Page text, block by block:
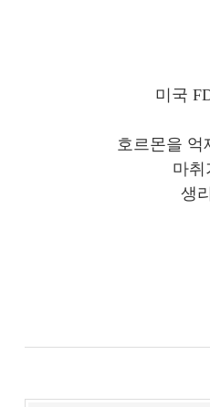
미국
호르몬을 억
마
생